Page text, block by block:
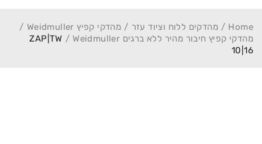
Home
/ מהדקים ללוח וציוד עזר / מהדקי קפיץ Weidmuller
/
מהדקי קפיץ חיבור מהיר ללא ברגים Weidmuller
/
ZAP|TW
10|16